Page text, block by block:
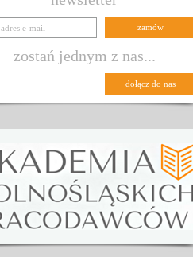
zostań jednym z nas...